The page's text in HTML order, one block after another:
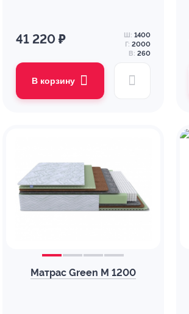
41 220 ₽ Ш: 1400
Г: 2000
В: 260
В корзину
Матрас Green M 1200